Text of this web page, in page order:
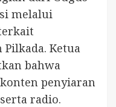
melalui
Ketua
bahwa
penyiaran
radio.